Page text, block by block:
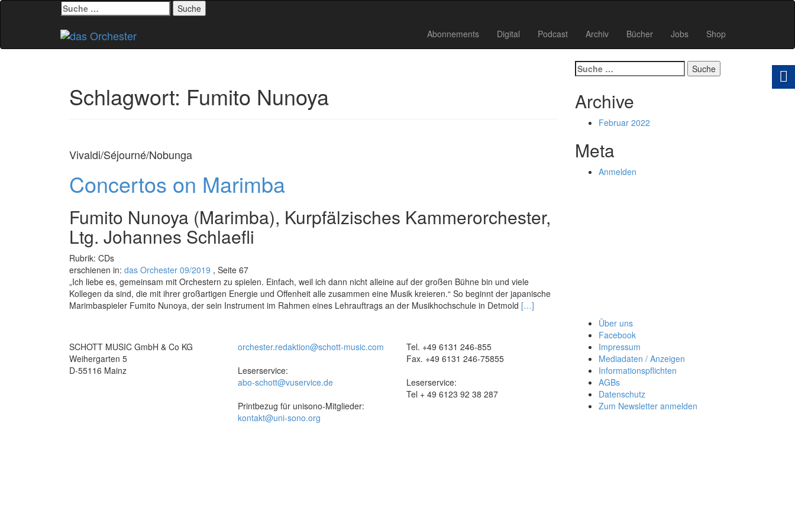
Suche
nach:
springen
Abonnements Digital Podcast Archiv Bücher Jobs Shop
Schlagwort: Fumito Nunoya
Vivaldi/Séjourné/Nobunga
Concertos on Marimba
Fumito Nunoya (Marimba), Kurpfälzisches Kammerorchester,
Ltg. Johannes Schlaefli
Rubrik: CDs
erschienen in: das Orchester 09/2019 , Seite 67
„Ich liebe es, gemeinsam mit Orchestern zu spielen. Einfach, weil ich dann nicht alleine auf der großen Bühne bin und viele
Kollegen da sind, die mit ihrer großartigen Energie und Offenheit alle zusammen eine Musik kreieren.“ So beginnt der japanische
Marimbaspieler Fumito Nunoya, der sein Instrument im Rahmen eines Lehrauftrags an der Musikhochschule in Detmold Read
[…]
Suche
nach:
Archive
Februar 2022
Meta
Anmelden
SCHOTT MUSIC GmbH & Co KG
Weihergarten 5
D-55116 Mainz
orchester.redaktion@schott-music.com
Leserservice:
abo-schott@vuservice.de
Printbezug für unisono-Mitglieder:
kontakt@uni-sono.org
Tel. +49 6131 246-855
Fax. +49 6131 246-75855
Leserservice:
Tel + 49 6123 92 38 287
Über uns
Facebook
Impressum
Mediadaten / Anzeigen
Informationspflichten
AGBs
Datenschutz
Zum Newsletter anmelden